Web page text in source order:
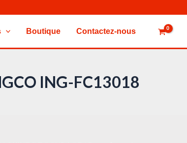
Boutique Contactez-nous
ING-FC13018